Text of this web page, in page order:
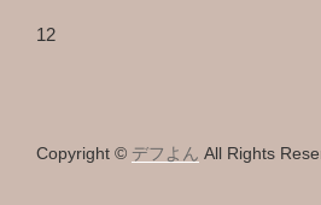
12
Copyright © デフよん All Rights